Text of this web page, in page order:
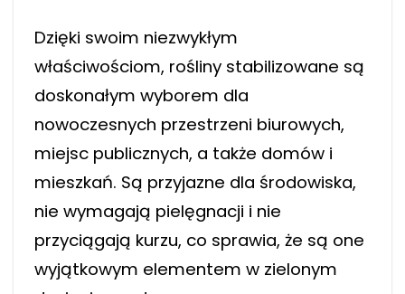
Dzięki swoim niezwykłym
właściwościom, rośliny stabilizowane są
doskonałym wyborem dla
nowoczesnych przestrzeni biurowych,
miejsc publicznych, a także domów i
mieszkań. Są przyjazne dla środowiska,
nie wymagają pielęgnacji i nie
przyciągają kurzu, co sprawia, że są one
wyjątkowym elementem w zielonym